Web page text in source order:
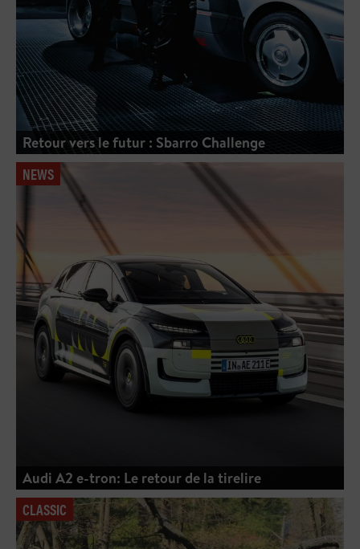
Retour vers le futur : Sbarro Challenge
NEWS
Audi A2 e-tron: Le retour de la tirelire
CLASSIC